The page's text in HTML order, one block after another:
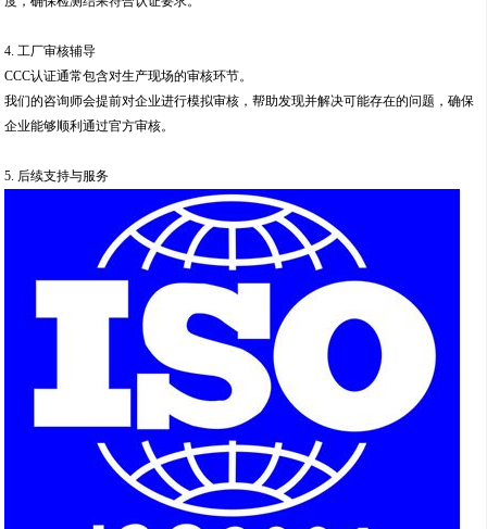
4. 工厂审核辅导
CCC认证通常包含对生产现场的审核环节。
我们的咨询师会提前对企业进行模拟审核，帮助发现并解决可能存在的问题，确保
企业能够顺利通过官方审核。
5. 后续支持与服务